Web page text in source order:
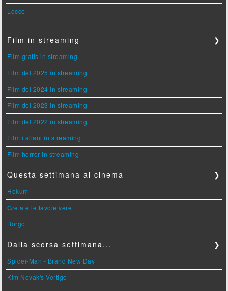
Lecce
Film in streaming ❯
Film gratis in streaming
Film del 2025 in streaming
Film del 2024 in streaming
Film del 2023 in streaming
Film del 2022 in streaming
Film italiani in streaming
Film horror in streaming
Questa settimana al cinema ❯
Hokum
Greta e le favole vere
Borgo
Dalla scorsa settimana... ❯
Spider-Man - Brand New Day
Kim Novak's Vertigo